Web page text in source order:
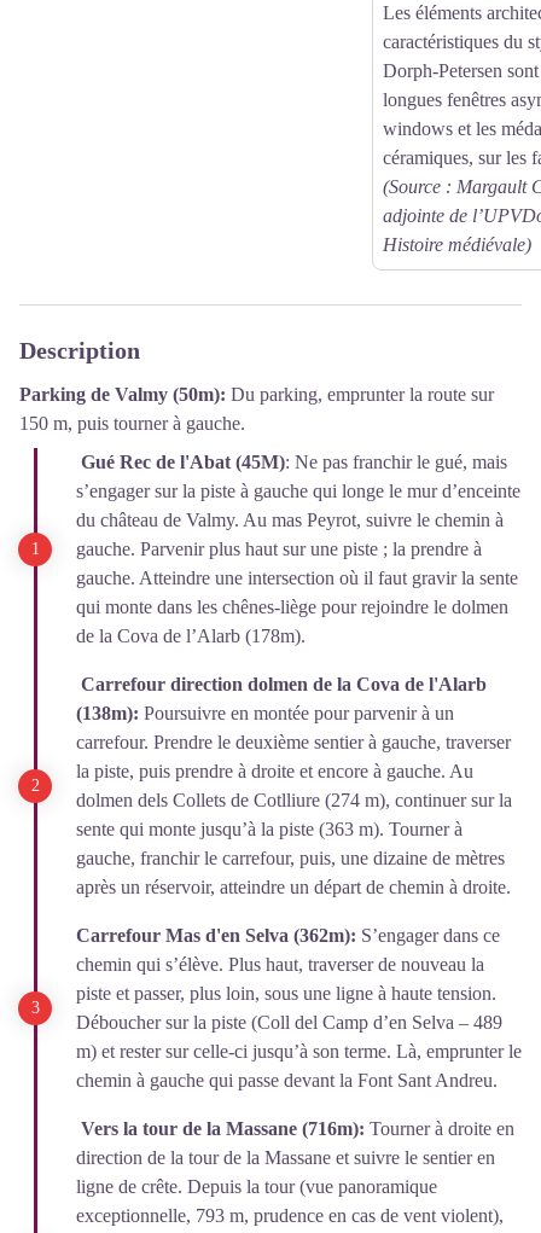
Les éléments
caractéristiques du
Dorph-Petersen
longues fenêtres
windows et les
céramiques, sur les
(Source : Margault
adjointe de
Histoire médiévale)
Description
Parking de Valmy (50m): Du parking, emprunter la route sur
150 m, puis tourner à gauche.
Gué Rec de l'Abat (45M): Ne pas franchir le gué, mais
s’engager sur la piste à gauche qui longe le mur d’enceinte
du château de Valmy. Au mas Peyrot, suivre le chemin à
gauche. Parvenir plus haut sur une piste ; la prendre à
gauche. Atteindre une intersection où il faut gravir la sente
qui monte dans les chênes-liège pour rejoindre le dolmen
de la Cova de l’Alarb (178m).
Carrefour direction dolmen de la Cova de l'Alarb
(138m): Poursuivre en montée pour parvenir à un
carrefour. Prendre le deuxième sentier à gauche, traverser
la piste, puis prendre à droite et encore à gauche. Au
dolmen dels Collets de Cotlliure (274 m), continuer sur la
sente qui monte jusqu’à la piste (363 m). Tourner à
gauche, franchir le carrefour, puis, une dizaine de mètres
après un réservoir, atteindre un départ de chemin à droite.
Carrefour Mas d'en Selva (362m): S’engager dans ce
chemin qui s’élève. Plus haut, traverser de nouveau la
piste et passer, plus loin, sous une ligne à haute tension.
Déboucher sur la piste (Coll del Camp d’en Selva – 489
m) et rester sur celle-ci jusqu’à son terme. Là, emprunter le
chemin à gauche qui passe devant la Font Sant Andreu.
Vers la tour de la Massane (716m): Tourner à droite en
direction de la tour de la Massane et suivre le sentier en
ligne de crête. Depuis la tour (vue panoramique
exceptionnelle, 793 m, prudence en cas de vent violent),